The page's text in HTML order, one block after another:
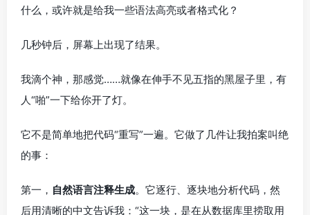
什么，或许就是给我一些语法高亮或者格式化？
几秒钟后，屏幕上出现了结果。
我滴个神，那感觉……就像在伸手不见五指的黑屋子里，有
人“啪”一下给你开了灯。
它不是简单地把代码“重写”一遍。它做了几件让我拍案叫绝
的事：
第一， 自然语言注释生成。它逐行、逐块地分析代码，然
后用清晰的中文告诉我：“这一块，是在从数据库里捞取用